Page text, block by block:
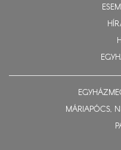
MÁRIAPÓCS,